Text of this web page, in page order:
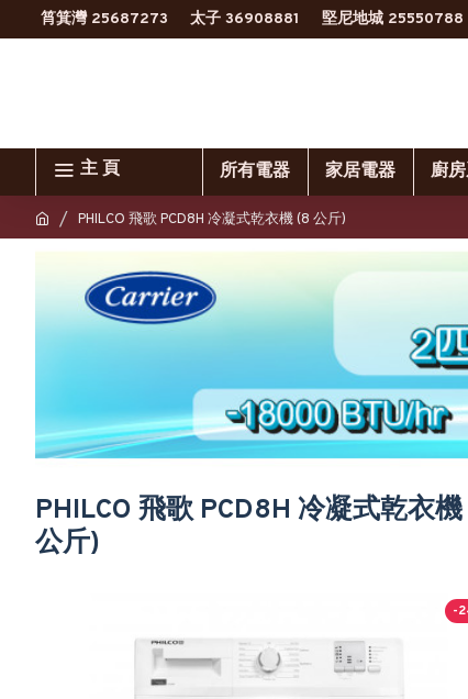
筲箕灣 25687273 太子 36908881 堅尼地城 25550788
主 頁 所有電器 家居電器 廚
PHILCO 飛歌 PCD8H 冷凝式乾衣機 (8 公斤)
PHILCO 飛歌 PCD8H 冷凝式乾衣
公斤)
-